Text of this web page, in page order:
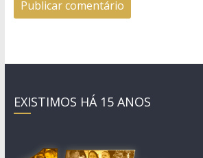
EXISTIMOS HÁ 15 ANOS